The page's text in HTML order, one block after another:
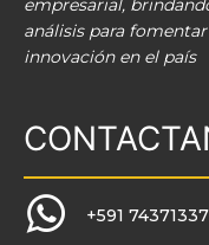
empresarial,
análisis para
innovación en el país
+591 74371337